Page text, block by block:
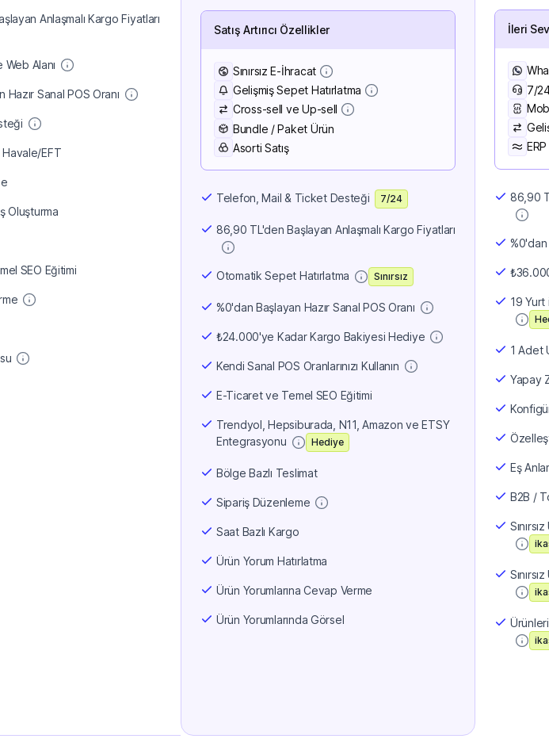
Anlaşmalı Kargo Fiyatları
Web Alanı
Hazır Sanal POS Oranı
Havale/EFT
Oluşturma
SEO Eğitimi
Satış Artırıcı Özellikler
Sınırsız E-İhracat
Gelişmiş Sepet Hatırlatma
Cross-sell ve Up-sell
Bundle / Paket Ürün
Asorti Satış
Telefon, Mail & Ticket Desteği 7/24
86,90 TL'den Başlayan Anlaşmalı Kargo Fiyatları
Otomatik Sepet Hatırlatma Sınırsız
%0'dan Başlayan Hazır Sanal POS Oranı
₺24.000'ye Kadar Kargo Bakiyesi Hediye
Kendi Sanal POS Oranlarınızı Kullanın
E-Ticaret ve Temel SEO Eğitimi
Trendyol, Hepsiburada, N11, Amazon ve ETSY
Entegrasyonu
Hediye
Bölge Bazlı Teslimat
Sipariş Düzenleme
Saat Bazlı Kargo
Ürün Yorum Hatırlatma
Ürün Yorumlarına Cevap Verme
Ürün Yorumlarında Görsel
İleri
7/
86,90
%0'dan
19 Yurt
1 Adet
Yapay
Eş
B2B /